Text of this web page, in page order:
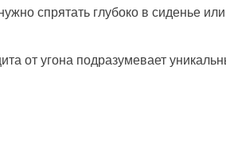
спрятать глубоко в сиденье
от угона подразумевает